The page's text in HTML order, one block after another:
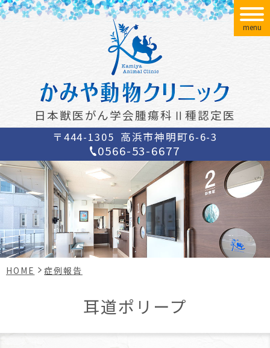
日本獣医がん学会腫瘍科Ⅱ種認定医
〒444-1305 高浜市神明町6-6-3
0566-53-6677
menu
HOME 症例報告
耳道ポリープ